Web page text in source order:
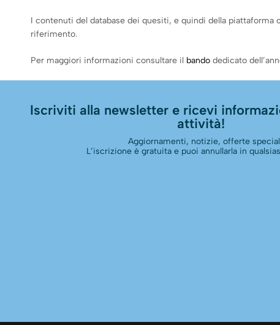
I contenuti del database dei quesiti, e quindi della piattaforma
riferimento.
Per maggiori informazioni consultare il bando dedicato
Iscriviti alla newsletter e ricevi
attività!
Aggiornamenti, notizie, offerte
L’iscrizione è gratuita e puoi annullarla in